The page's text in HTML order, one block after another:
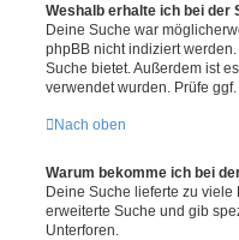
Weshalb erhalte ich bei der
Deine Suche war
phpBB nicht indiziert
Suche bietet. Außerdem ist
verwendet wurden. Prüfe
Nach oben
Warum bekomme ich bei
Deine Suche lieferte zu
erweiterte Suche und gib
Unterforen.